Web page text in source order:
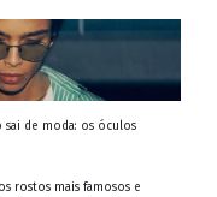
sai de moda: os óculos
rostos mais famosos e